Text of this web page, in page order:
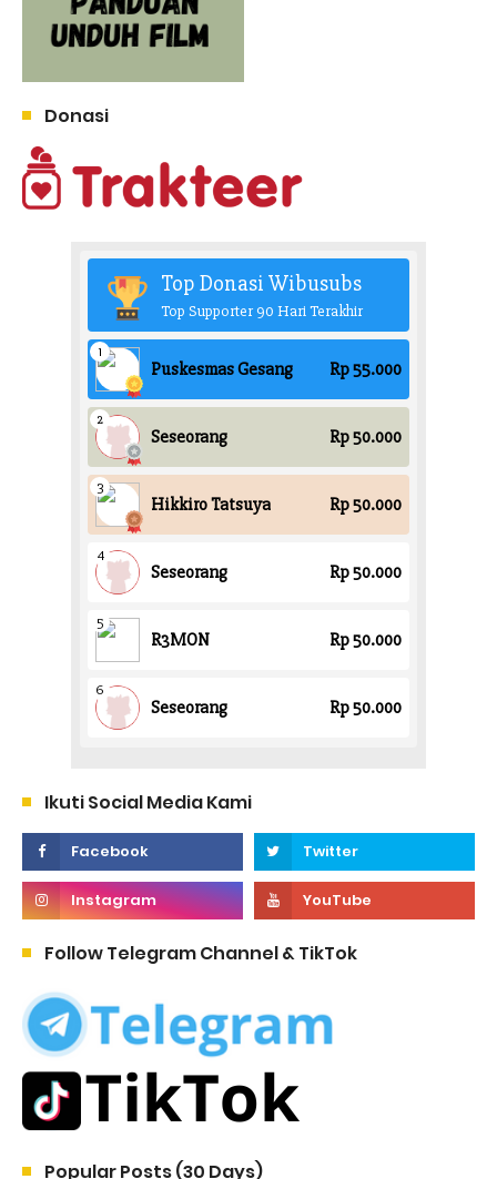
Donasi
Ikuti Social Media Kami
Follow Telegram Channel & TikTok
Popular Posts (30 Days)